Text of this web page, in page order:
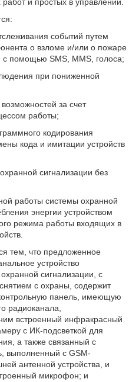
событий путем
о взломе и/или о пожаре
с помощью SMS, MMS, голоса;
при пониженной
за счет
работы;
кодирования
кода и имитации устройств
сигнализации без
работы системы охранной
энергии устройством
режима работы входящих в
тем, что предложенное
устройство
сигнализации, с
с охраны, содержит
панель, имеющую
радиоканала,
встроенный инфракрасный
с ИК-подсветкой для
а также связанный с
выполненный с GSM-
антенной устройства, и
микрофон; и